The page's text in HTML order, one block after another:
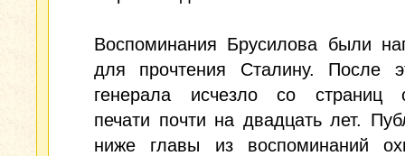
Воспоминания Брусилова были
для прочтения Сталину. После
генерала исчезло со страниц
печати почти на двадцать лет.
ниже главы из воспоминаний